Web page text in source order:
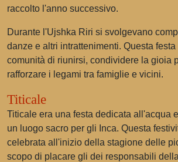
raccolto l'anno successivo.
Durante l'Ujshka Riri si svolgevano
danze e altri intrattenimenti. Questa
comunità di riunirsi, condividere la gioia
rafforzare i legami tra famiglie e vicini.
Titicale
Titicale era una festa dedicata all'acqua
un luogo sacro per gli Inca. Questa
celebrata all'inizio della stagione delle
scopo di placare gli dei responsabili